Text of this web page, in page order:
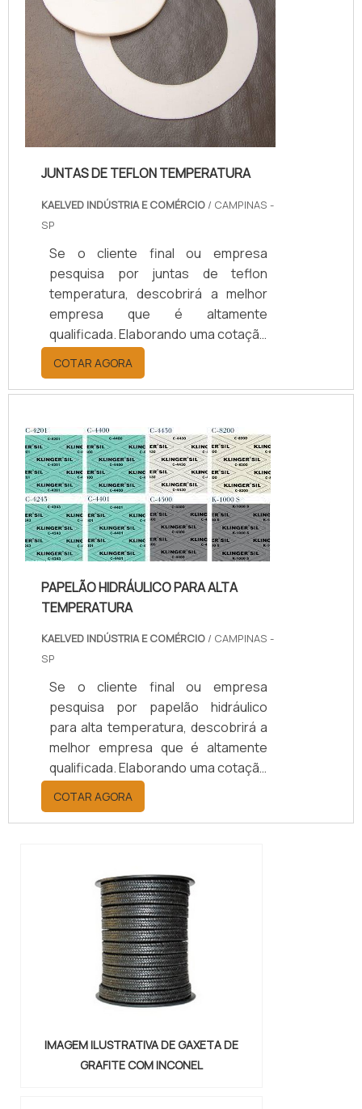
Comércio. Empresa especial...
JUNTAS DE TEFLON TEMPERATURA
KAELVED INDÚSTRIA E COMÉRCIO / CAMPINAS -
SP
Se o cliente final ou empresa
pesquisa por juntas de teflon
temperatura, descobrirá a melhor
empresa que é altamente
qualificada. Elaborando uma cotação
por meio da plataforma e
descobrindo a melhor referência do
mercado.Sim, aqui é o lugar certo!
temperatura, com os colaboradores
da kaelved obterá excelente custo-
benefício com assessoria técnica
especializada.UM POUCO MAIS
SOBRE JUNTAS DE TEFLON
TEMPERA...
COTAR AGORA
PAPELÃO HIDRÁULICO PARA ALTA
TEMPERATURA
KAELVED INDÚSTRIA E COMÉRCIO / CAMPINAS -
SP
Se o cliente final ou empresa
pesquisa por papelão hidráulico
para alta temperatura, descobrirá a
melhor empresa que é altamente
qualificada. Elaborando uma cotação
por meio da plataforma e
descobrindo a melhor referência do
mercado.MAIS INFORMAÇÕES
TEMPERATURASe alguém pesquisar
papelão hidráulico para alta
temperatura encontra na internet a
kaelved. Uma empresa com alto
know-how em laudos ...
COTAR AGORA
IMAGEM ILUSTRATIVA DE GAXETA DE
GRAFITE COM INCONEL